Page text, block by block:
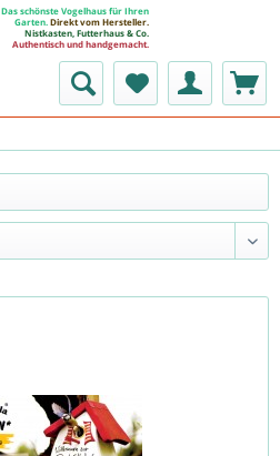
Das schönste Vogelhaus für Ihren
Garten. Direkt vom Hersteller.
Nistkasten, Futterhaus & Co.
Authentisch und handgemacht.